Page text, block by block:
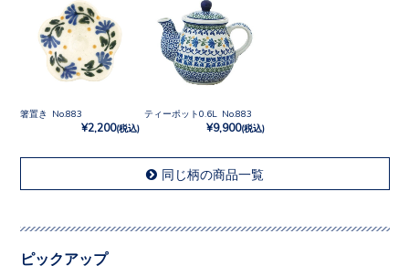
箸置き No.883
¥2,200(税込)
ティーポット0.6L No.883
¥9,900(税込)
同じ柄の商品一覧
ピックアップ